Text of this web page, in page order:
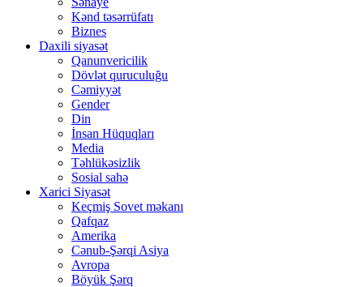
Kənd təsərrüfatı
Biznes
Daxili siyasət
Qanunvericilik
Dövlət quruculuğu
Cəmiyyət
Gender
Din
İnsan Hüquqları
Media
Təhlükəsizlik
Sosial sahə
Xarici Siyasət
Keçmiş Sovet məkanı
Qafqaz
Amerika
Cənub-Şərqi Asiya
Avropa
Böyük Şərq